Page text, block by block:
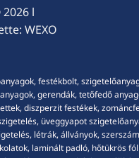
l
WEXO
festékbolt,
gerendák, tetőfedő
diszperzit festékek,
üveggyapot
létrák, állványok,
laminált padló, hőtükrös